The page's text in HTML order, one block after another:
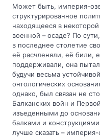
Может быть, империя-
структурированное
находящееся в
военной – осаде? По
в последнее столетие
её расчленяли, её били,
поддерживали, она
будучи весьма
онтологических
однако, был связан не
Балканских войн и
изъеденными до
балками и
лучше сказать –